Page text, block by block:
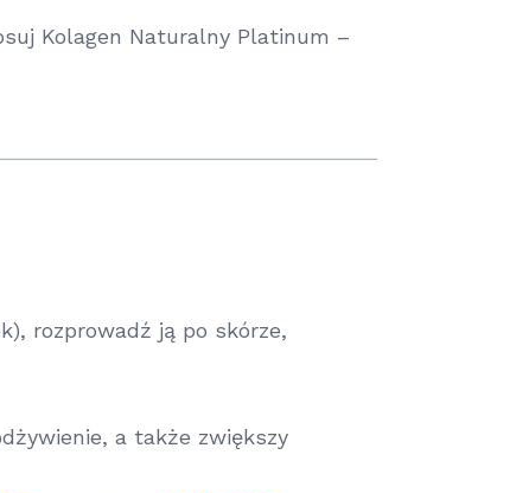
Kolagen Naturalny Platinum –
rozprowadź ją po skórze,
a także zwiększy